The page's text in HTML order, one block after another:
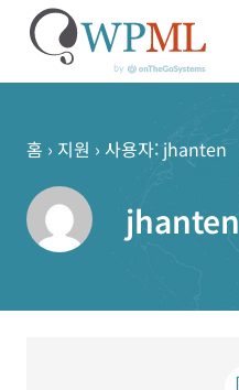
홈 › 지원 › 사용자: jhanten
jhanten